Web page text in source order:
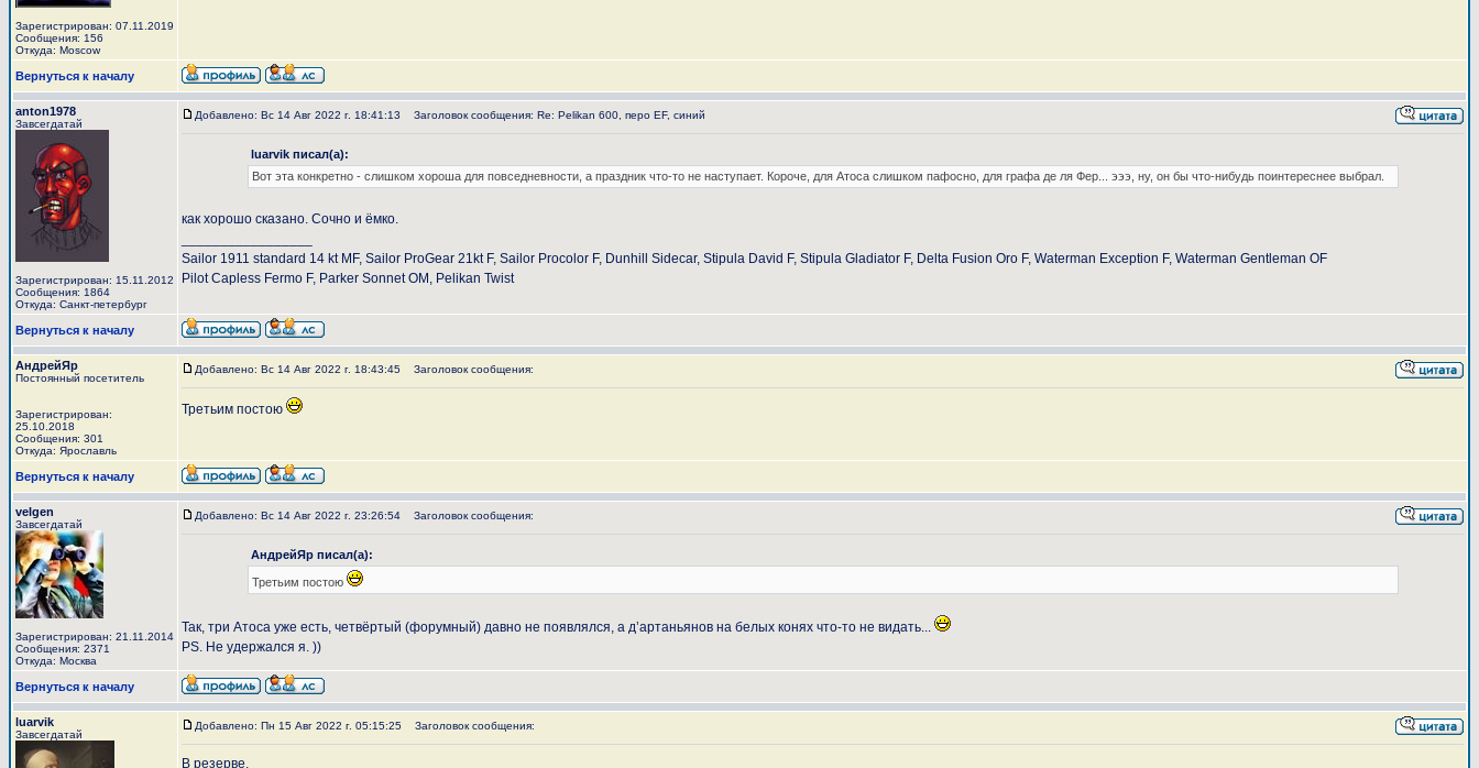
Зарегистрирован: 07.11.2019
Сообщения: 156
Откуда: Moscow
Вернуться к началу
anton1978
Завсегдатай
Зарегистрирован: 15.11.2012
Сообщения: 1864
Откуда: Cанкт-петербург
Добавлено: Вс 14 Авг 2022 г. 18:41:13 Заголовок сообщения: Re: Pelikan 600, перо EF, синий
luarvik писал(а):
Вот эта конкретно - слишком хороша для повседневности, а праздник что-то не наступает. Короче, для Атоса слишком пафосно, для графа де ля Фер... эээ, ну, он бы что-нибудь поинтереснее выбрал.
как хорошо сказано. Сочно и ёмко.
Sailor 1911 standard 14 kt MF, Sailor ProGear 21kt F, Sailor Procolor F, Dunhill Sidecar, Stipula David F, Stipula Gladiator F, Delta Fusion Oro F, Waterman Exception F, Waterman Gentleman OF
Pilot Capless Fermo F, Parker Sonnet OM, Pelikan Twist
Вернуться к началу
АндрейЯр
Постоянный посетитель
Зарегистрирован:
25.10.2018
Сообщения: 301
Откуда: Ярославль
Добавлено: Вс 14 Авг 2022 г. 18:43:45 Заголовок сообщения:
Третьим постою
Вернуться к началу
velgen
Завсегдатай
Зарегистрирован: 21.11.2014
Сообщения: 2371
Откуда: Москва
Добавлено: Вс 14 Авг 2022 г. 23:26:54 Заголовок сообщения:
АндрейЯр писал(а):
Третьим постою
Так, три Атоса уже есть, четвёртый (форумный) давно не появлялся, а д’артаньянов на белых конях что-то не видать...
PS. Не удержался я. ))
Вернуться к началу
luarvik
Завсегдатай
Добавлено: Пн 15 Авг 2022 г. 05:15:25 Заголовок сообщения:
В резерве.